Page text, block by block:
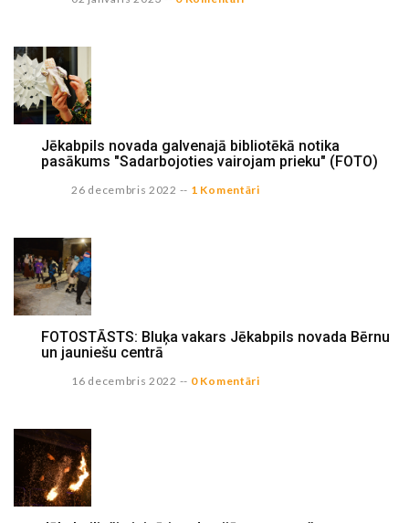
Jēkabpils novada galvenajā bibliotēkā notika
pasākums "Sadarbojoties vairojam prieku" (FOTO)
26 decembris 2022 -- 1 Komentāri
FOTOSTĀSTS: Bluķa vakars Jēkabpils novada Bērnu
un jauniešu centrā
16 decembris 2022 -- 0 Komentāri